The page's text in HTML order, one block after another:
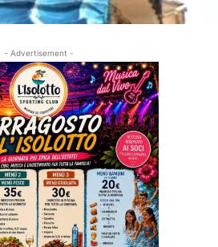
- Advertisement -